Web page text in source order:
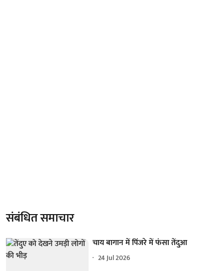
संबंधित समाचार
चाय बागान में पिंजरे में फंसा तेंदुआ
24 Jul 2026